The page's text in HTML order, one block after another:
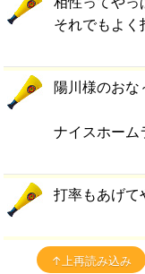
それでもよく
陽川様のおな
ナイスホーム
打率もあげて
↑上再読み込み